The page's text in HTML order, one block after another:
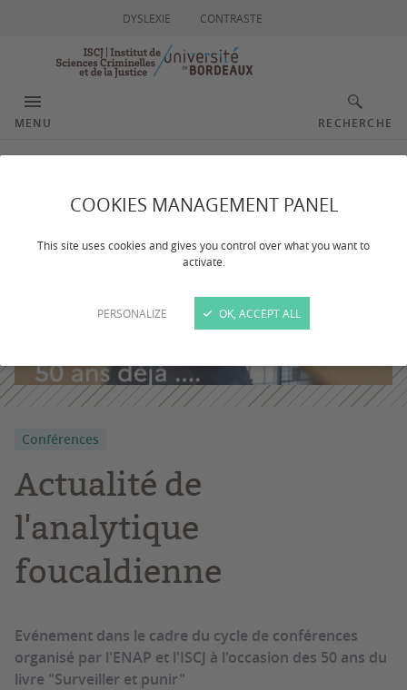
COOKIES MANAGEMENT PANEL
This site uses cookies and gives you control over what you want to
activate.
PERSONALIZE OK, ACCEPT ALL
DYSLEXIE CONTRASTE
MENU RECHERCHE
Conférences
Actualité de
l'analytique
foucaldienne
Evénement dans le cadre du cycle de conférences
organisé par l'ENAP et l'ISCJ à l'occasion des 50 ans du
livre "Surveiller et punir"